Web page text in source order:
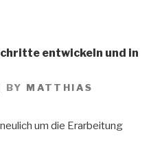
entwickeln und in
BY MATTHIAS
um die Erarbeitung